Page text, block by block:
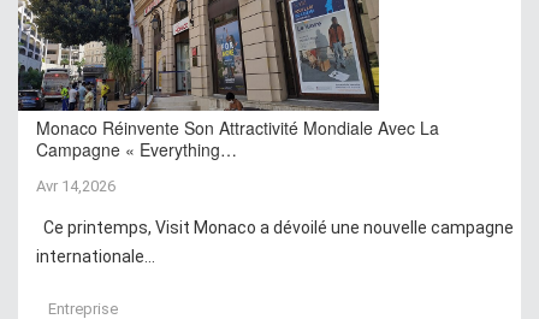
Monaco Réinvente Son Attractivité Mondiale Avec La
Campagne « Everything…
Avr 14,2026
Ce printemps, Visit Monaco a dévoilé une nouvelle campagne
internationale...
Entreprise